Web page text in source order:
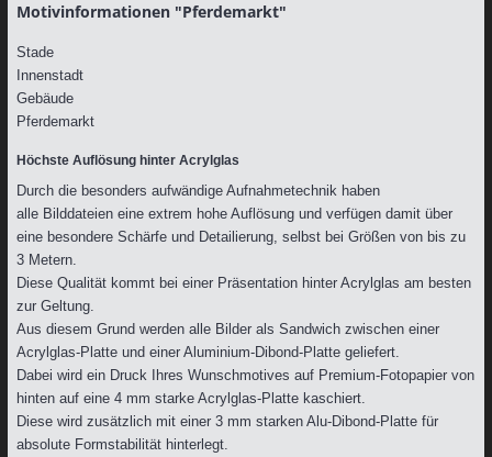
Motivinformationen "Pferdemarkt"
Stade
Innenstadt
Gebäude
Pferdemarkt
Höchste Auflösung hinter Acrylglas
Durch die besonders aufwändige Aufnahmetechnik haben
alle Bilddateien eine extrem hohe Auflösung und verfügen damit über
eine besondere Schärfe und Detailierung, selbst bei Größen von bis zu
3 Metern.
Diese Qualität kommt bei einer Präsentation hinter Acrylglas am besten
zur Geltung.
Aus diesem Grund werden alle Bilder als Sandwich zwischen einer
Acrylglas-Platte und einer Aluminium-Dibond-Platte geliefert.
Dabei wird ein Druck Ihres Wunschmotives auf Premium-Fotopapier von
hinten auf eine 4 mm starke Acrylglas-Platte kaschiert.
Diese wird zusätzlich mit einer 3 mm starken Alu-Dibond-Platte für
absolute Formstabilität hinterlegt.